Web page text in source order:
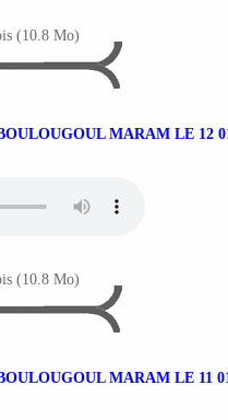
(10.8 Mo)
MARAM LE 12
(10.8 Mo)
MARAM LE 11